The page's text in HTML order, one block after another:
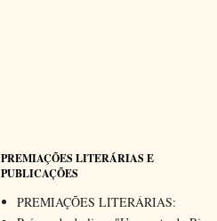
PREMIAÇÕES LITERÁRIAS E
PUBLICAÇÕES
PREMIAÇÕES LITERÁRIAS: